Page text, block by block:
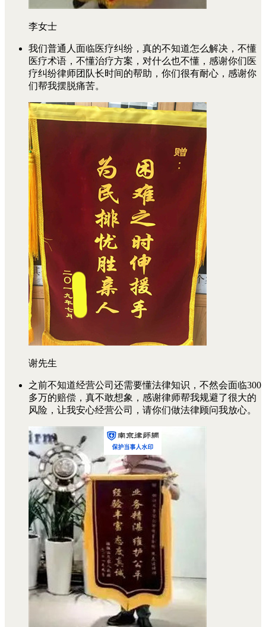
李女士
我们普通人面临医疗纠纷，真的不知道怎么解决，不懂
医疗术语，不懂治疗方案，对什么也不懂，感谢你们医
疗纠纷律师团队长时间的帮助，你们很有耐心，感谢你
们帮我摆脱痛苦。
谢先生
之前不知道经营公司还需要懂法律知识，不然会面临300
多万的赔偿，真不敢想象，感谢律师帮我规避了很大的
风险，让我安心经营公司，请你们做法律顾问我放心。